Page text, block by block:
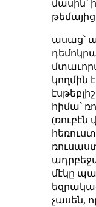
մասին՝
ասաց՝
կողմին
հիմա՝
մէկը
չասեն,